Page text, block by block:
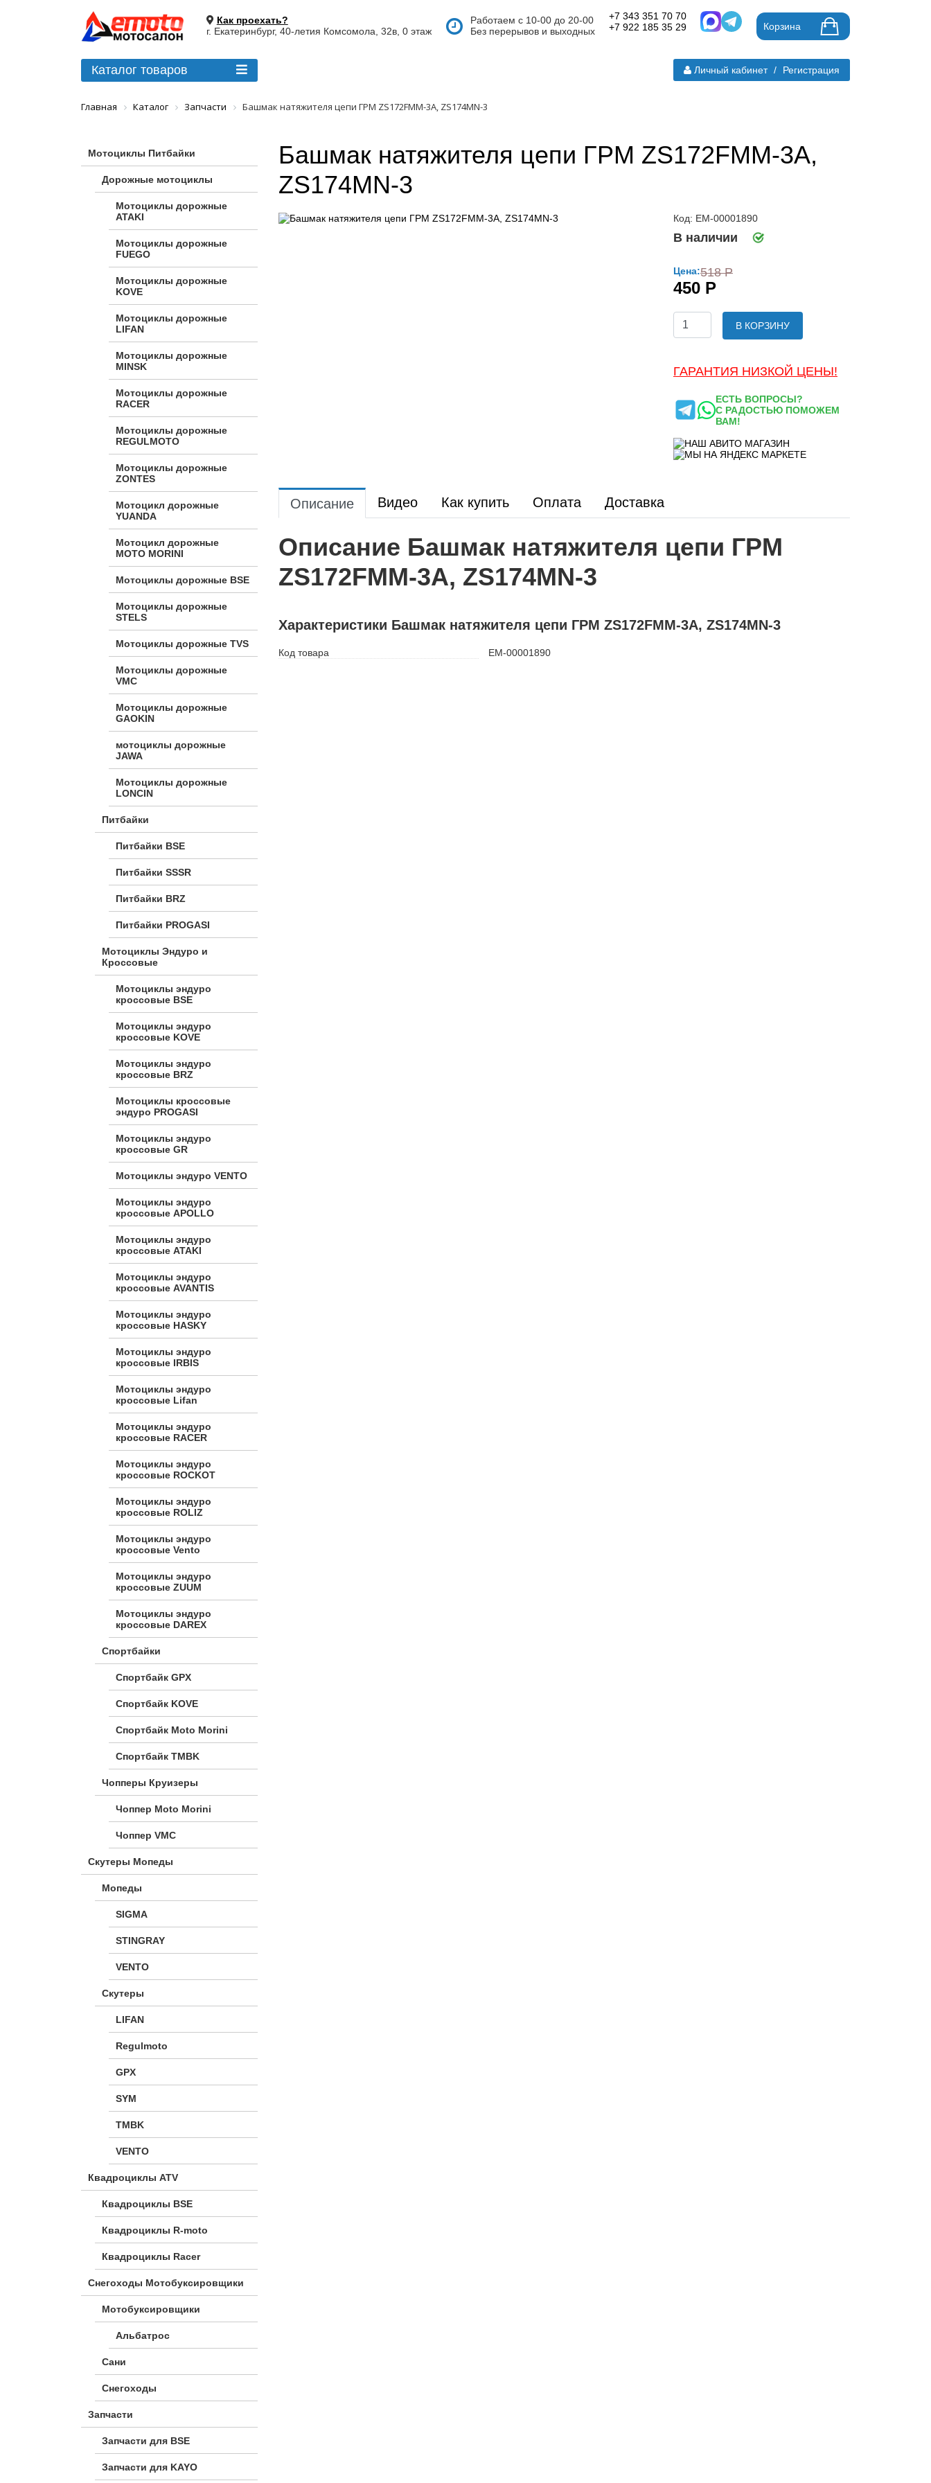
Как проехать?
г. Екатеринбург, 40-летия Комсомола, 32в, 0 этаж
Работаем с 10-00 до 20-00
Без перерывов и выходных
+7 343 351 70 70
+7 922 185 35 29
Корзина
Каталог товаров Личный кабинет / Регистрация
Главная Каталог Запчасти Башмак натяжителя цепи ГРМ ZS172FMM-3A, ZS174MN-3
Мотоциклы Питбайки
Дорожные мотоциклы
Мотоциклы дорожные
ATAKI
Мотоциклы дорожные
FUEGO
Мотоциклы дорожные
KOVE
Мотоциклы дорожные
LIFAN
Мотоциклы дорожные
MINSK
Мотоциклы дорожные
RACER
Мотоциклы дорожные
REGULMOTO
Мотоциклы дорожные
ZONTES
Мотоцикл дорожные
YUANDA
Мотоцикл дорожные
МОТО MORINI
Мотоциклы дорожные BSE
Мотоциклы дорожные
STELS
Мотоциклы дорожные TVS
Мотоциклы дорожные
VMC
Мотоциклы дорожные
GAOKIN
мотоциклы дорожные
JAWA
Мотоциклы дорожные
LONCIN
Питбайки
Питбайки BSE
Питбайки SSSR
Питбайки BRZ
Питбайки PROGASI
Мотоциклы Эндуро и
Кроссовые
Мотоциклы эндуро
кроссовые BSE
Мотоциклы эндуро
кроссовые KOVE
Мотоциклы эндуро
кроссовые BRZ
Мотоциклы кроссовые
эндуро PROGASI
Мотоциклы эндуро
кроссовые GR
Мотоциклы эндуро VENTO
Мотоциклы эндуро
кроссовые APOLLO
Мотоциклы эндуро
кроссовые ATAKI
Мотоциклы эндуро
кроссовые AVANTIS
Мотоциклы эндуро
кроссовые HASKY
Мотоциклы эндуро
кроссовые IRBIS
Мотоциклы эндуро
кроссовые Lifan
Мотоциклы эндуро
кроссовые RACER
Мотоциклы эндуро
кроссовые ROCKOT
Мотоциклы эндуро
кроссовые ROLIZ
Мотоциклы эндуро
кроссовые Vento
Мотоциклы эндуро
кроссовые ZUUM
Мотоциклы эндуро
кроссовые DAREX
Спортбайки
Спортбайк GPX
Спортбайк KOVE
Спортбайк Moto Morini
Спортбайк TMBK
Чопперы Круизеры
Чоппер Moto Morini
Чоппер VMC
Скутеры Мопеды
Мопеды
SIGMA
STINGRAY
VENTO
Скутеры
LIFAN
Regulmoto
GPX
SYM
TMBK
VENTO
Квадроциклы ATV
Квадроциклы BSE
Квадроциклы R-moto
Квадроциклы Racer
Снегоходы Мотобуксировщики
Мотобуксировщики
Альбатрос
Сани
Снегоходы
Запчасти
Запчасти для BSE
Запчасти для KAYO
Башмак натяжителя цепи ГРМ ZS172FMM-3A,
ZS174MN-3
Код: ЕМ-00001890
В наличии
Цена:518 Р
450 Р
В КОРЗИНУ
ГАРАНТИЯ НИЗКОЙ ЦЕНЫ!
ЕСТЬ ВОПРОСЫ?
С РАДОСТЬЮ ПОМОЖЕМ
ВАМ!
Описание Видео Как купить Оплата Доставка
Описание Башмак натяжителя цепи ГРМ
ZS172FMM-3A, ZS174MN-3
Характеристики Башмак натяжителя цепи ГРМ ZS172FMM-3A, ZS174MN-3
Код товара ЕМ-00001890